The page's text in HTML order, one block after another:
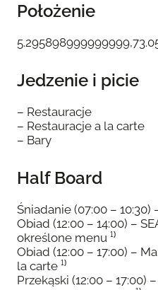
Położenie
Jedzenie i picie
– Restauracje
– Restauracje a la carte
– Bary
Half Board
Śniadanie (07:00 – 10:30)
Obiad (12:00 – 14:00) –
określone menu ¹⁾
Obiad (12:00 – 17:00) –
la carte ¹⁾
Przekąski (12:00 – 17:00)